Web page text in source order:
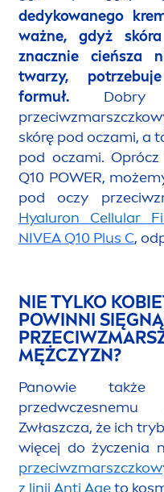
dedykowanego
ważne, gdyż
znacznie cieńsza
twarzy,
formuł. Dobry
skórę pod oczami, a
pod oczami.
Q10 POWER,
pod oczy
Hyaluron
Cellular
NIVEAQ10 Plus C,
NIE TYLKO
POWINNI
MĘŻCZYZN?
Panowie także
Zwłaszcza, że ich
więcej do życzenia
z linii Anti Ageto